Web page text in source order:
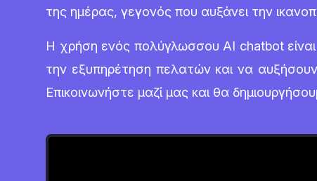
της ημέρας, γεγονός που αυξάνει την
Η χρήση ενός πολύγλωσσου AI chatbot είναι
την εξυπηρέτηση πελατών και να
Επικοινωνήστε μαζί μας και θα